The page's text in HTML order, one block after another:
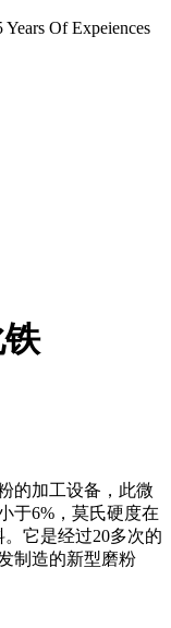
Of Expeiences
的加工设备，此微
于6%，莫氏硬度在
它是经过20多次的
制造的新型磨粉